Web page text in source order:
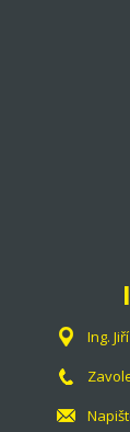
Ing.